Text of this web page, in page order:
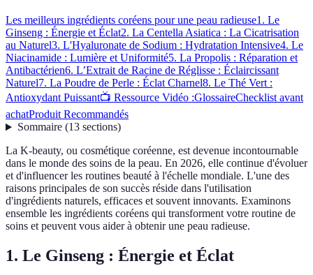
Les meilleurs ingrédients coréens pour une peau radieuse1. Le
Ginseng : Énergie et Éclat2. La Centella Asiatica : La Cicatrisation
au Naturel3. L'Hyaluronate de Sodium : Hydratation Intensive4. Le
Niacinamide : Lumière et Uniformité5. La Propolis : Réparation et
Antibactérien6. L’Extrait de Racine de Réglisse : Éclaircissant
Naturel7. La Poudre de Perle : Éclat Charnel8. Le Thé Vert :
Antioxydant Puissant📺 Ressource Vidéo :GlossaireChecklist avant
achatProduit Recommandés
Sommaire(13 sections)
La K-beauty, ou cosmétique coréenne, est devenue incontournable
dans le monde des soins de la peau. En 2026, elle continue d'évoluer
et d'influencer les routines beauté à l'échelle mondiale. L'une des
raisons principales de son succès réside dans l'utilisation
d'ingrédients naturels, efficaces et souvent innovants. Examinons
ensemble les ingrédients coréens qui transforment votre routine de
soins et peuvent vous aider à obtenir une peau radieuse.
1. Le Ginseng : Énergie et Éclat